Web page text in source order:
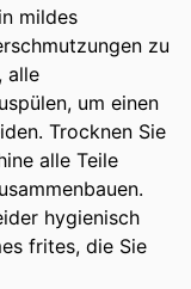
mildes
zu
alle
um einen
Trocknen Sie
alle Teile
hygienisch
frites, die Sie